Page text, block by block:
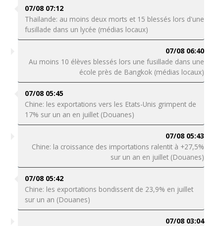
07/08 07:12
Thaïlande: au moins deux morts et 15 blessés lors d'une
fusillade dans un lycée (médias locaux)
07/08 06:40
Au moins 10 élèves blessés lors une fusillade dans une
école près de Bangkok (médias locaux)
07/08 05:45
Chine: les exportations vers les Etats-Unis grimpent de
17% sur un an en juillet (Douanes)
07/08 05:43
Chine: la croissance des importations ralentit à +27,5%
sur un an en juillet (Douanes)
07/08 05:42
Chine: les exportations bondissent de 23,9% en juillet
sur un an (Douanes)
07/08 03:04